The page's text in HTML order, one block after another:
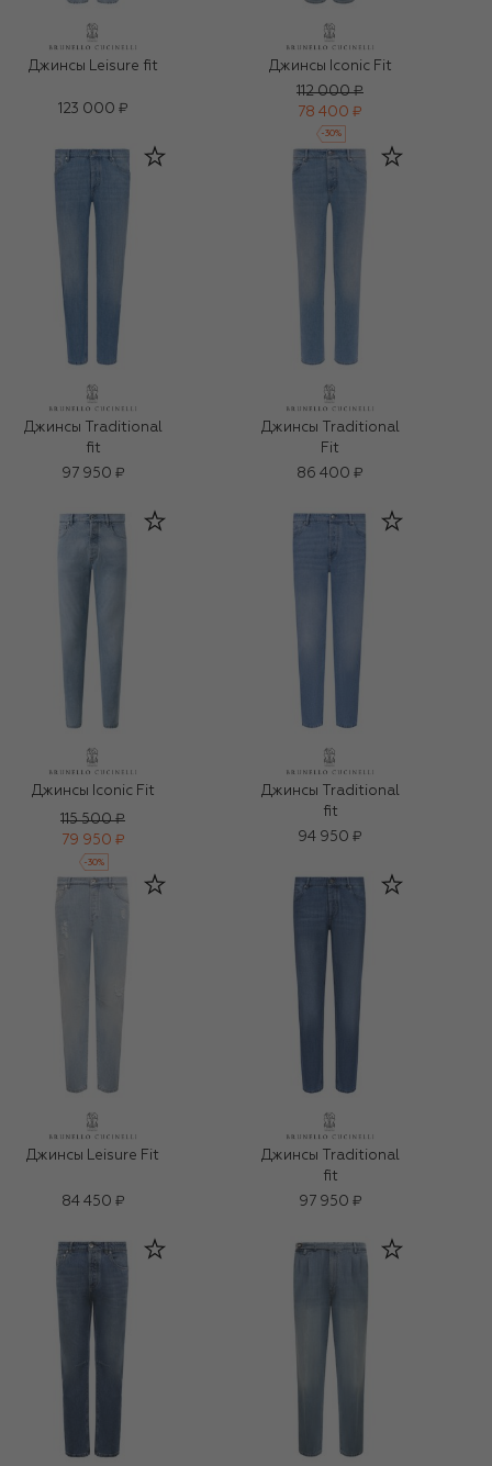
Джинсы Leisure fit
123 000 ₽
Джинсы Iconic Fit
112 000 ₽
78 400 ₽
-30%
Джинсы Traditional
fit
97 950 ₽
Джинсы Traditional
Fit
86 400 ₽
Джинсы Iconic Fit
115 500 ₽
79 950 ₽
-30%
Джинсы Traditional
fit
94 950 ₽
Джинсы Leisure Fit
84 450 ₽
Джинсы Traditional
fit
97 950 ₽